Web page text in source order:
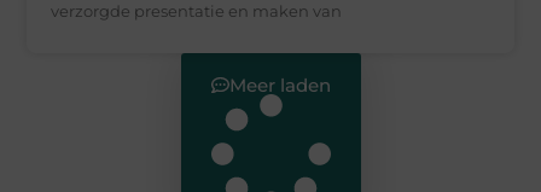
verzorgde presentatie en maken van
Meer laden